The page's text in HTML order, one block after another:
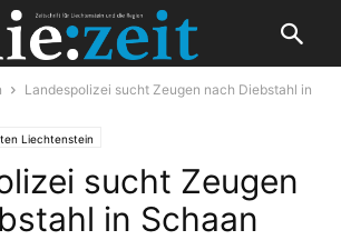
Landespolizei sucht Zeugen nach Diebstahl in
Liechtenstein
sucht Zeugen
in Schaan